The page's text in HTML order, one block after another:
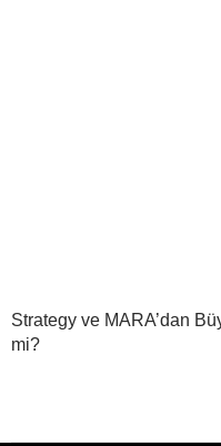
Strategy ve MARA’dan
mi?